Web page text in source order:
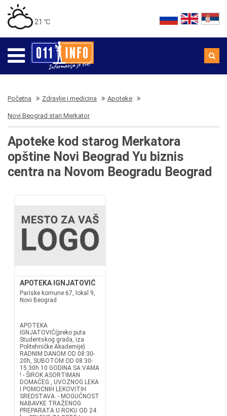
21 ℃
Početna Zdravlje i medicina Apoteke
Novi Beograd stari Merkator
Apoteke kod starog Merkatora
opštine Novi Beograd Yu biznis
centra na Novom Beogradu Beograd
APOTEKA IGNJATOVIĆ
Pariske komune 67, lokal 9,
Novi Beograd
APOTEKA
IGNJATOVIĆ(preko puta
Studentskog grada, iza
Politehničke Akademije)
RADNIM DANOM OD 08:30-
20h, SUBOTOM OD 08:30-
15:30h 10 GODINA SA VAMA
! - ŠIROK ASORTIMAN
DOMAĆEG , UVOZNOG LEKA
I POMOCNIH LEKOVITIH
SREDSTAVA. - MOGUĆNOST
NABAVKE TRAŽENOG
PREPARATA U ROKU OD 24